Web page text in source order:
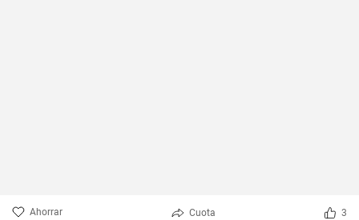
Ahorrar Cuota 3